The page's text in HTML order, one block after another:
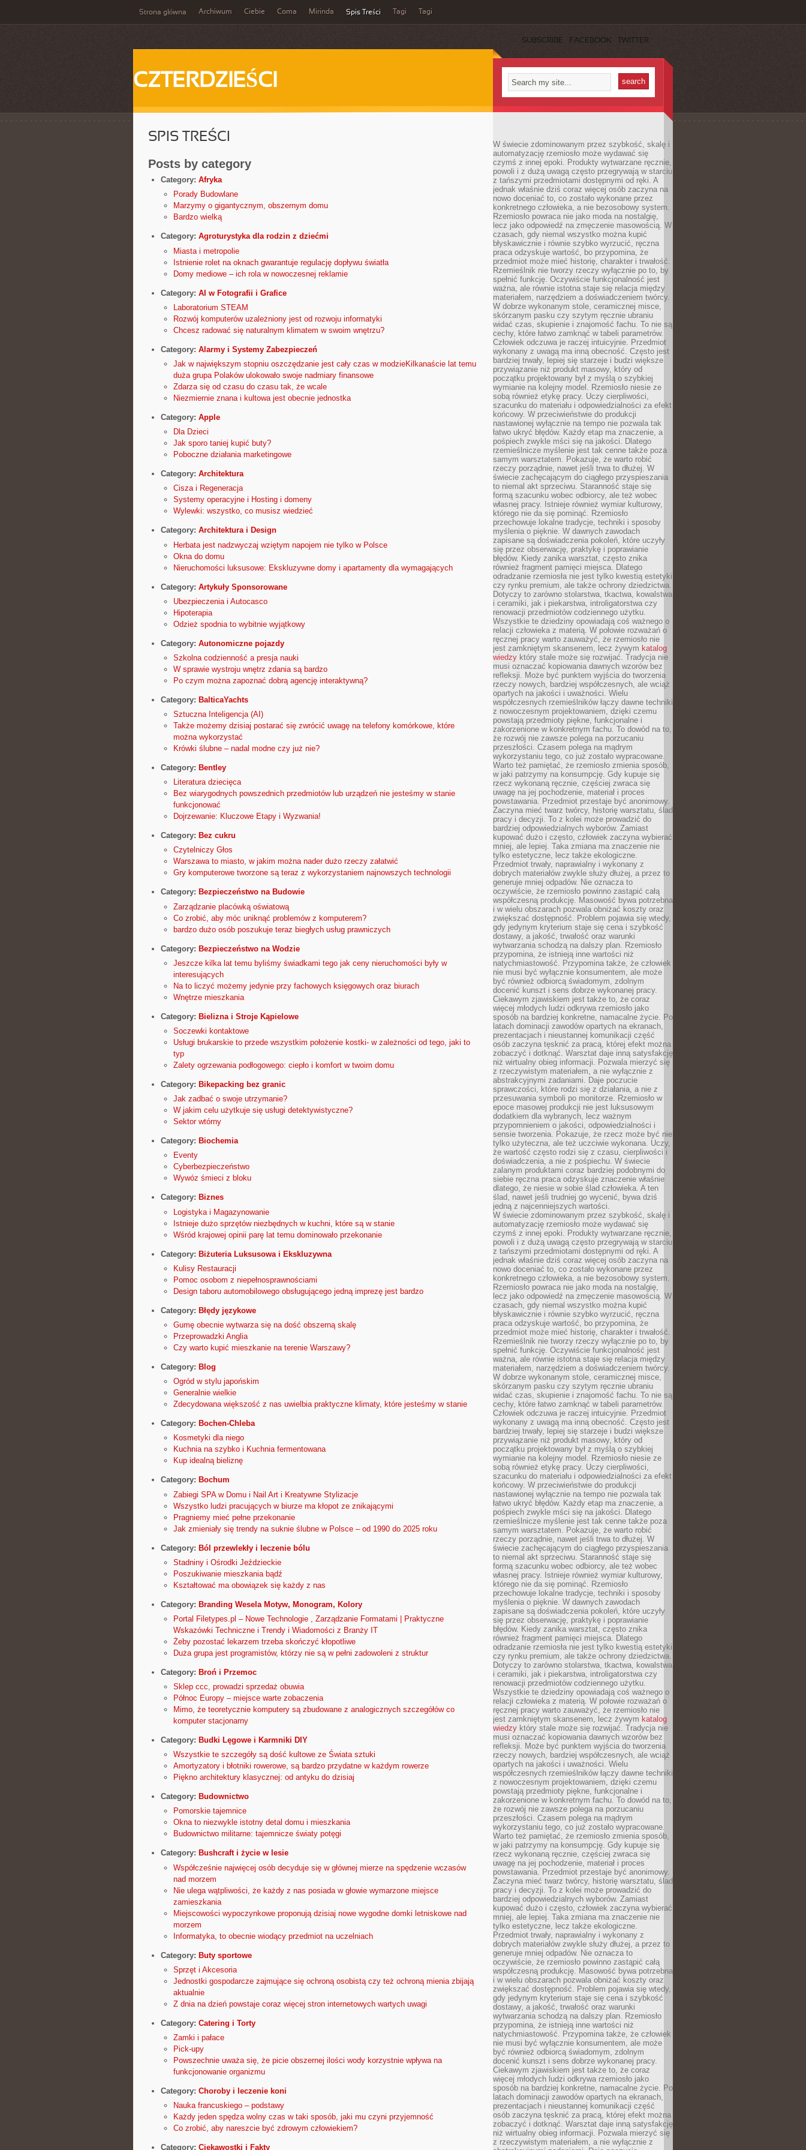
Strona główna Archiwum Ciebie Coma Mirinda Spis Treści Tagi Tagi
SUBSCRIBE FACEBOOK TWITTER
CZTERDZIEŚCI
SPIS TREŚCI
Posts by category
Category: Afryka
Porady Budowlane
Marzymy o gigantycznym, obszernym domu
Bardzo wielką
Category: Agroturystyka dla rodzin z dziećmi
Miasta i metropolie
Istnienie rolet na oknach gwarantuje regulację dopływu światła
Domy mediowe – ich rola w nowoczesnej reklamie
Category: AI w Fotografii i Grafice
Laboratorium STEAM
Rozwój komputerów uzależniony jest od rozwoju informatyki
Chcesz radować się naturalnym klimatem w swoim wnętrzu?
Category: Alarmy i Systemy Zabezpieczeń
Jak w największym stopniu oszczędzanie jest cały czas w modzieKilkanaście lat temu
duża grupa Polaków ulokowało swoje nadmiary finansowe
Zdarza się od czasu do czasu tak, że wcale
Niezmiernie znana i kultowa jest obecnie jednostka
Category: Apple
Dla Dzieci
Jak sporo taniej kupić buty?
Poboczne działania marketingowe
Category: Architektura
Cisza i Regeneracja
Systemy operacyjne i Hosting i domeny
Wylewki: wszystko, co musisz wiedzieć
Category: Architektura i Design
Herbata jest nadzwyczaj wziętym napojem nie tylko w Polsce
Okna do domu
Nieruchomości luksusowe: Ekskluzywne domy i apartamenty dla wymagających
Category: Artykuły Sponsorowane
Ubezpieczenia i Autocasco
Hipoterapia
Odzież spodnia to wybitnie wyjątkowy
Category: Autonomiczne pojazdy
Szkolna codzienność a presja nauki
W sprawie wystroju wnętrz zdania są bardzo
Po czym można zapoznać dobrą agencję interaktywną?
Category: BalticaYachts
Sztuczna Inteligencja (AI)
Także możemy dzisiaj postarać się zwrócić uwagę na telefony komórkowe, które
można wykorzystać
Krówki ślubne – nadal modne czy już nie?
Category: Bentley
Literatura dziecięca
Bez wiarygodnych powszednich przedmiotów lub urządzeń nie jesteśmy w stanie
funkcjonować
Dojrzewanie: Kluczowe Etapy i Wyzwania!
Category: Bez cukru
Czytelniczy Głos
Warszawa to miasto, w jakim można nader dużo rzeczy załatwić
Gry komputerowe tworzone są teraz z wykorzystaniem najnowszych technologii
Category: Bezpieczeństwo na Budowie
Zarządzanie placówką oświatową
Co zrobić, aby móc uniknąć problemów z komputerem?
bardzo dużo osób poszukuje teraz biegłych usług prawniczych
Category: Bezpieczeństwo na Wodzie
Jeszcze kilka lat temu byliśmy świadkami tego jak ceny nieruchomości były w
interesujących
Na to liczyć możemy jedynie przy fachowych księgowych oraz biurach
Wnętrze mieszkania
Category: Bielizna i Stroje Kąpielowe
Soczewki kontaktowe
Usługi brukarskie to przede wszystkim położenie kostki- w zależności od tego, jaki to
typ
Zalety ogrzewania podłogowego: ciepło i komfort w twoim domu
Category: Bikepacking bez granic
Jak zadbać o swoje utrzymanie?
W jakim celu użytkuje się usługi detektywistyczne?
Sektor wtórny
Category: Biochemia
Eventy
Cyberbezpieczeństwo
Wywóz śmieci z bloku
Category: Biznes
Logistyka i Magazynowanie
Istnieje dużo sprzętów niezbędnych w kuchni, które są w stanie
Wśród krajowej opinii parę lat temu dominowało przekonanie
Category: Biżuteria Luksusowa i Ekskluzywna
Kulisy Restauracji
Pomoc osobom z niepełnosprawnościami
Design taboru automobilowego obsługującego jedną imprezę jest bardzo
Category: Błędy językowe
Gumę obecnie wytwarza się na dość obszerną skalę
Przeprowadzki Anglia
Czy warto kupić mieszkanie na terenie Warszawy?
Category: Blog
Ogród w stylu japońskim
Generalnie wielkie
Zdecydowana większość z nas uwielbia praktyczne klimaty, które jesteśmy w stanie
Category: Bochen-Chleba
Kosmetyki dla niego
Kuchnia na szybko i Kuchnia fermentowana
Kup idealną bieliznę
Category: Bochum
Zabiegi SPA w Domu i Nail Art i Kreatywne Stylizacje
Wszystko ludzi pracujących w biurze ma kłopot ze znikającymi
Pragniemy mieć pełne przekonanie
Jak zmieniały się trendy na suknie ślubne w Polsce – od 1990 do 2025 roku
Category: Ból przewlekły i leczenie bólu
Stadniny i Ośrodki Jeździeckie
Poszukiwanie mieszkania bądź
Kształtować ma obowiązek się każdy z nas
Category: Branding Wesela Motyw, Monogram, Kolory
Portal Filetypes.pl – Nowe Technologie , Zarządzanie Formatami | Praktyczne
Wskazówki Techniczne i Trendy i Wiadomości z Branży IT
Żeby pozostać lekarzem trzeba skończyć kłopotliwe
Duża grupa jest programistów, którzy nie są w pełni zadowoleni z struktur
Category: Broń i Przemoc
Sklep ccc, prowadzi sprzedaż obuwia
Północ Europy – miejsce warte zobaczenia
Mimo, że teoretycznie komputery są zbudowane z analogicznych szczegółów co
komputer stacjonarny
Category: Budki Lęgowe i Karmniki DIY
Wszystkie te szczegóły są dość kultowe ze Świata sztuki
Amortyzatory i błotniki rowerowe, są bardzo przydatne w każdym rowerze
Piękno architektury klasycznej: od antyku do dzisiaj
Category: Budownictwo
Pomorskie tajemnice
Okna to niezwykle istotny detal domu i mieszkania
Budownictwo militarne: tajemnicze światy potęgi
Category: Bushcraft i życie w lesie
Współcześnie najwięcej osób decyduje się w głównej mierze na spędzenie wczasów
nad morzem
Nie ulega wątpliwości, że każdy z nas posiada w głowie wymarzone miejsce
zamieszkania
Miejscowości wypoczynkowe proponują dzisiaj nowe wygodne domki letniskowe nad
morzem
Informatyka, to obecnie wiodący przedmiot na uczelniach
Category: Buty sportowe
Sprzęt i Akcesoria
Jednostki gospodarcze zajmujące się ochroną osobistą czy też ochroną mienia zbijają
aktualnie
Z dnia na dzień powstaje coraz więcej stron internetowych wartych uwagi
Category: Catering i Torty
Zamki i pałace
Pick-upy
Powszechnie uważa się, że picie obszernej ilości wody korzystnie wpływa na
funkcjonowanie organizmu
Category: Choroby i leczenie koni
Nauka francuskiego – podstawy
Każdy jeden spędza wolny czas w taki sposób, jaki mu czyni przyjemność
Co zrobić, aby nareszcie być zdrowym człowiekiem?
Category: Ciekawostki i Fakty
W świecie zdominowanym przez szybkość, skalę i
automatyzację rzemiosło może wydawać się
czymś z innej epoki. Produkty wytwarzane ręcznie,
powoli i z dużą uwagą często przegrywają w starciu
z tańszymi przedmiotami dostępnymi od ręki. A
jednak właśnie dziś coraz więcej osób zaczyna na
nowo doceniać to, co zostało wykonane przez
konkretnego człowieka, a nie bezosobowy system.
Rzemiosło powraca nie jako moda na nostalgię,
lecz jako odpowiedź na zmęczenie masowością. W
czasach, gdy niemal wszystko można kupić
błyskawicznie i równie szybko wyrzucić, ręczna
praca odzyskuje wartość, bo przypomina, że
przedmiot może mieć historię, charakter i trwałość.
Rzemieślnik nie tworzy rzeczy wyłącznie po to, by
spełnić funkcję. Oczywiście funkcjonalność jest
ważna, ale równie istotna staje się relacja między
materiałem, narzędziem a doświadczeniem twórcy.
W dobrze wykonanym stole, ceramicznej misce,
skórzanym pasku czy szytym ręcznie ubraniu
widać czas, skupienie i znajomość fachu. To nie są
cechy, które łatwo zamknąć w tabeli parametrów.
Człowiek odczuwa je raczej intuicyjnie. Przedmiot
wykonany z uwagą ma inną obecność. Często jest
bardziej trwały, lepiej się starzeje i budzi większe
przywiązanie niż produkt masowy, który od
początku projektowany był z myślą o szybkiej
wymianie na kolejny model. Rzemiosło niesie ze
sobą również etykę pracy. Uczy cierpliwości,
szacunku do materiału i odpowiedzialności za efekt
końcowy. W przeciwieństwie do produkcji
nastawionej wyłącznie na tempo nie pozwala tak
łatwo ukryć błędów. Każdy etap ma znaczenie, a
pośpiech zwykle mści się na jakości. Dlatego
rzemieślnicze myślenie jest tak cenne także poza
samym warsztatem. Pokazuje, że warto robić
rzeczy porządnie, nawet jeśli trwa to dłużej. W
świecie zachęcającym do ciągłego przyspieszania
to niemal akt sprzeciwu. Staranność staje się
formą szacunku wobec odbiorcy, ale też wobec
własnej pracy. Istnieje również wymiar kulturowy,
którego nie da się pominąć. Rzemiosło
przechowuje lokalne tradycje, techniki i sposoby
myślenia o pięknie. W dawnych zawodach
zapisane są doświadczenia pokoleń, które uczyły
się przez obserwację, praktykę i poprawianie
błędów. Kiedy zanika warsztat, często znika
również fragment pamięci miejsca. Dlatego
odradzanie rzemiosła nie jest tylko kwestią estetyki
czy rynku premium, ale także ochrony dziedzictwa.
Dotyczy to zarówno stolarstwa, tkactwa, kowalstwa
i ceramiki, jak i piekarstwa, introligatorstwa czy
renowacji przedmiotów codziennego użytku.
Wszystkie te dziedziny opowiadają coś ważnego o
relacji człowieka z materią. W połowie rozważań o
ręcznej pracy warto zauważyć, że rzemiosło nie
jest zamkniętym skansenem, lecz żywym katalog
wiedzy który stale może się rozwijać. Tradycja nie
musi oznaczać kopiowania dawnych wzorów bez
refleksji. Może być punktem wyjścia do tworzenia
rzeczy nowych, bardziej współczesnych, ale wciąż
opartych na jakości i uważności. Wielu
współczesnych rzemieślników łączy dawne techniki
z nowoczesnym projektowaniem, dzięki czemu
powstają przedmioty piękne, funkcjonalne i
zakorzenione w konkretnym fachu. To dowód na to,
że rozwój nie zawsze polega na porzucaniu
przeszłości. Czasem polega na mądrym
wykorzystaniu tego, co już zostało wypracowane.
Warto też pamiętać, że rzemiosło zmienia sposób,
w jaki patrzymy na konsumpcję. Gdy kupuje się
rzecz wykonaną ręcznie, częściej zwraca się
uwagę na jej pochodzenie, materiał i proces
powstawania. Przedmiot przestaje być anonimowy.
Zaczyna mieć twarz twórcy, historię warsztatu, ślad
pracy i decyzji. To z kolei może prowadzić do
bardziej odpowiedzialnych wyborów. Zamiast
kupować dużo i często, człowiek zaczyna wybierać
mniej, ale lepiej. Taka zmiana ma znaczenie nie
tylko estetyczne, lecz także ekologiczne.
Przedmiot trwały, naprawialny i wykonany z
dobrych materiałów zwykle służy dłużej, a przez to
generuje mniej odpadów. Nie oznacza to
oczywiście, że rzemiosło powinno zastąpić całą
współczesną produkcję. Masowość bywa potrzebna
i w wielu obszarach pozwala obniżać koszty oraz
zwiększać dostępność. Problem pojawia się wtedy,
gdy jedynym kryterium staje się cena i szybkość
dostawy, a jakość, trwałość oraz warunki
wytwarzania schodzą na dalszy plan. Rzemiosło
przypomina, że istnieją inne wartości niż
natychmiastowość. Przypomina także, że człowiek
nie musi być wyłącznie konsumentem, ale może
być również odbiorcą świadomym, zdolnym
docenić kunszt i sens dobrze wykonanej pracy.
Ciekawym zjawiskiem jest także to, że coraz
więcej młodych ludzi odkrywa rzemiosło jako
sposób na bardziej konkretne, namacalne życie. Po
latach dominacji zawodów opartych na ekranach,
prezentacjach i nieustannej komunikacji część
osób zaczyna tęsknić za pracą, której efekt można
zobaczyć i dotknąć. Warsztat daje inną satysfakcję
niż wirtualny obieg informacji. Pozwala mierzyć się
z rzeczywistym materiałem, a nie wyłącznie z
abstrakcyjnymi zadaniami. Daje poczucie
sprawczości, które rodzi się z działania, a nie z
przesuwania symboli po monitorze. Rzemiosło w
epoce masowej produkcji nie jest luksusowym
dodatkiem dla wybranych, lecz ważnym
przypomnieniem o jakości, odpowiedzialności i
sensie tworzenia. Pokazuje, że rzecz może być nie
tylko użyteczna, ale też uczciwie wykonana. Uczy,
że wartość często rodzi się z czasu, cierpliwości i
doświadczenia, a nie z pośpiechu. W świecie
zalanym produktami coraz bardziej podobnymi do
siebie ręczna praca odzyskuje znaczenie właśnie
dlatego, że niesie w sobie ślad człowieka. A ten
ślad, nawet jeśli trudniej go wycenić, bywa dziś
jedną z najcenniejszych wartości.
W świecie zdominowanym przez szybkość, skalę i
automatyzację rzemiosło może wydawać się
czymś z innej epoki. Produkty wytwarzane ręcznie,
powoli i z dużą uwagą często przegrywają w starciu
z tańszymi przedmiotami dostępnymi od ręki. A
jednak właśnie dziś coraz więcej osób zaczyna na
nowo doceniać to, co zostało wykonane przez
konkretnego człowieka, a nie bezosobowy system.
Rzemiosło powraca nie jako moda na nostalgię,
lecz jako odpowiedź na zmęczenie masowością. W
czasach, gdy niemal wszystko można kupić
błyskawicznie i równie szybko wyrzucić, ręczna
praca odzyskuje wartość, bo przypomina, że
przedmiot może mieć historię, charakter i trwałość.
Rzemieślnik nie tworzy rzeczy wyłącznie po to, by
spełnić funkcję. Oczywiście funkcjonalność jest
ważna, ale równie istotna staje się relacja między
materiałem, narzędziem a doświadczeniem twórcy.
W dobrze wykonanym stole, ceramicznej misce,
skórzanym pasku czy szytym ręcznie ubraniu
widać czas, skupienie i znajomość fachu. To nie są
cechy, które łatwo zamknąć w tabeli parametrów.
Człowiek odczuwa je raczej intuicyjnie. Przedmiot
wykonany z uwagą ma inną obecność. Często jest
bardziej trwały, lepiej się starzeje i budzi większe
przywiązanie niż produkt masowy, który od
początku projektowany był z myślą o szybkiej
wymianie na kolejny model. Rzemiosło niesie ze
sobą również etykę pracy. Uczy cierpliwości,
szacunku do materiału i odpowiedzialności za efekt
końcowy. W przeciwieństwie do produkcji
nastawionej wyłącznie na tempo nie pozwala tak
łatwo ukryć błędów. Każdy etap ma znaczenie, a
pośpiech zwykle mści się na jakości. Dlatego
rzemieślnicze myślenie jest tak cenne także poza
samym warsztatem. Pokazuje, że warto robić
rzeczy porządnie, nawet jeśli trwa to dłużej. W
świecie zachęcającym do ciągłego przyspieszania
to niemal akt sprzeciwu. Staranność staje się
formą szacunku wobec odbiorcy, ale też wobec
własnej pracy. Istnieje również wymiar kulturowy,
którego nie da się pominąć. Rzemiosło
przechowuje lokalne tradycje, techniki i sposoby
myślenia o pięknie. W dawnych zawodach
zapisane są doświadczenia pokoleń, które uczyły
się przez obserwację, praktykę i poprawianie
błędów. Kiedy zanika warsztat, często znika
również fragment pamięci miejsca. Dlatego
odradzanie rzemiosła nie jest tylko kwestią estetyki
czy rynku premium, ale także ochrony dziedzictwa.
Dotyczy to zarówno stolarstwa, tkactwa, kowalstwa
i ceramiki, jak i piekarstwa, introligatorstwa czy
renowacji przedmiotów codziennego użytku.
Wszystkie te dziedziny opowiadają coś ważnego o
relacji człowieka z materią. W połowie rozważań o
ręcznej pracy warto zauważyć, że rzemiosło nie
jest zamkniętym skansenem, lecz żywym katalog
wiedzy który stale może się rozwijać. Tradycja nie
musi oznaczać kopiowania dawnych wzorów bez
refleksji. Może być punktem wyjścia do tworzenia
rzeczy nowych, bardziej współczesnych, ale wciąż
opartych na jakości i uważności. Wielu
współczesnych rzemieślników łączy dawne techniki
z nowoczesnym projektowaniem, dzięki czemu
powstają przedmioty piękne, funkcjonalne i
zakorzenione w konkretnym fachu. To dowód na to,
że rozwój nie zawsze polega na porzucaniu
przeszłości. Czasem polega na mądrym
wykorzystaniu tego, co już zostało wypracowane.
Warto też pamiętać, że rzemiosło zmienia sposób,
w jaki patrzymy na konsumpcję. Gdy kupuje się
rzecz wykonaną ręcznie, częściej zwraca się
uwagę na jej pochodzenie, materiał i proces
powstawania. Przedmiot przestaje być anonimowy.
Zaczyna mieć twarz twórcy, historię warsztatu, ślad
pracy i decyzji. To z kolei może prowadzić do
bardziej odpowiedzialnych wyborów. Zamiast
kupować dużo i często, człowiek zaczyna wybierać
mniej, ale lepiej. Taka zmiana ma znaczenie nie
tylko estetyczne, lecz także ekologiczne.
Przedmiot trwały, naprawialny i wykonany z
dobrych materiałów zwykle służy dłużej, a przez to
generuje mniej odpadów. Nie oznacza to
oczywiście, że rzemiosło powinno zastąpić całą
współczesną produkcję. Masowość bywa potrzebna
i w wielu obszarach pozwala obniżać koszty oraz
zwiększać dostępność. Problem pojawia się wtedy,
gdy jedynym kryterium staje się cena i szybkość
dostawy, a jakość, trwałość oraz warunki
wytwarzania schodzą na dalszy plan. Rzemiosło
przypomina, że istnieją inne wartości niż
natychmiastowość. Przypomina także, że człowiek
nie musi być wyłącznie konsumentem, ale może
być również odbiorcą świadomym, zdolnym
docenić kunszt i sens dobrze wykonanej pracy.
Ciekawym zjawiskiem jest także to, że coraz
więcej młodych ludzi odkrywa rzemiosło jako
sposób na bardziej konkretne, namacalne życie. Po
latach dominacji zawodów opartych na ekranach,
prezentacjach i nieustannej komunikacji część
osób zaczyna tęsknić za pracą, której efekt można
zobaczyć i dotknąć. Warsztat daje inną satysfakcję
niż wirtualny obieg informacji. Pozwala mierzyć się
z rzeczywistym materiałem, a nie wyłącznie z